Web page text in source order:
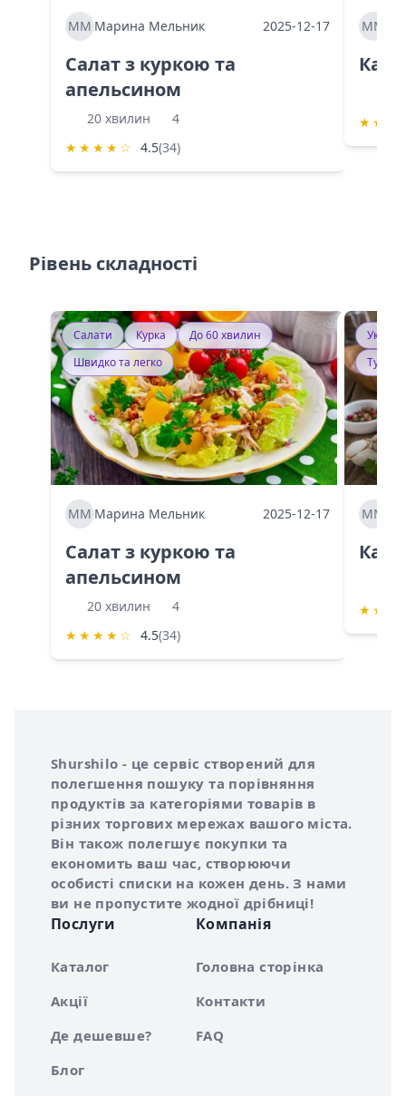
ММ Марина Мельник 2025-12-17
Салат з куркою та
апельсином
20 хвилин
4
★ ★ ★ ★ ☆ 4.5(34)
ММ
★ ★
Рівень складності
Салати Курка
До 60 хвилин
Швидко та легко
ММ Марина Мельник 2025-12-17
Салат з куркою та
апельсином
20 хвилин
4
★ ★ ★ ★ ☆ 4.5(34)
ММ
★ ★
Про сервіс Shurshilo
Shurshilo - це сервіс створений для
полегшення пошуку та порівняння
продуктів за категоріями товарів в
різних торгових мережах вашого міста.
Він також полегшує покупки та
економить ваш час, створюючи
особисті списки на кожен день. З нами
ви не пропустите жодної дрібниці!
Послуги
Каталог
Акції
Де дешевше?
Блог
Компанія
Головна сторінка
Контакти
FAQ